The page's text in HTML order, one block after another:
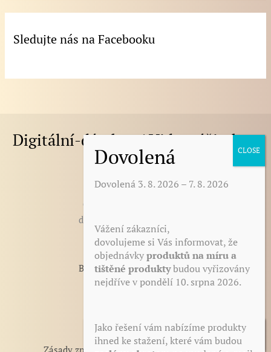
Sledujte nás na Facebooku
Digitální-dárek.cz | Videozážitek.cz
E-mail :
darek@digitalni-darek.cz
digitalni-darek@seznam.cz
BLOG - články, novinky, tipy
Otázky a odpovědi
Obchodní podmínky
Dovolená 3. 8. 2026 – 7. 8. 2026
Vážení zákazníci,
dovolujeme si Vás informovat, že
objednávkyproduktů na míru a
tištěné produktybudou vyřizovány
nejdříve v pondělí 10. srpna 2026.
Jako řešení vám nabízíme produkty
ihned ke stažení, které vám budou